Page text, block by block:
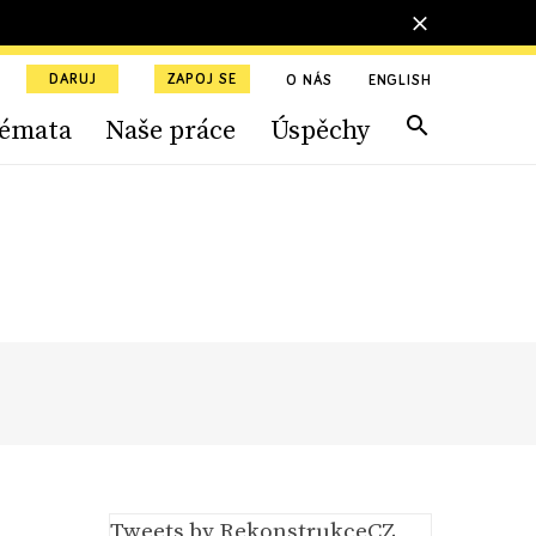
DARUJ ZAPOJ SE O NÁS ENGLISH
Naše práce Úspěchy